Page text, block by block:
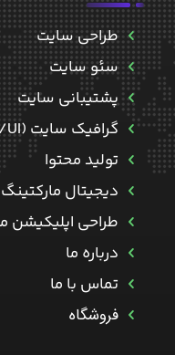
طراحی سایت
سئو سایت
پشتیبانی سایت
گرافیک سایت (UX/UI)
تولید محتوا
دیجیتال مارکتینگ
طراحی اپلیکیشن
درباره ما
تماس با ما
فروشگاه